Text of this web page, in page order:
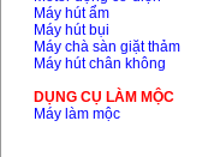
May rua xe cao ap
Karcher HD 5/11 P
(2200W)
Price: 19990000
May bom hut gieng
Máy hút ẩm
Máy hút bụi
Máy chà sàn giặt thảm
Máy hút chân không
DỤNG CỤ LÀM MỘC
Máy làm mộc